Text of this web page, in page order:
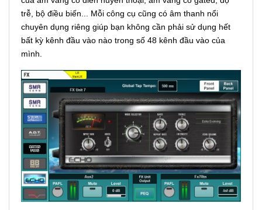
trễ, bộ điều biến... Mỗi công cụ cũng có âm thanh nổi
chuyên dụng riêng giúp bạn không cần phải sử dụng hết
bất kỳ kênh đầu vào nào trong số 48 kênh đầu vào của
mình.